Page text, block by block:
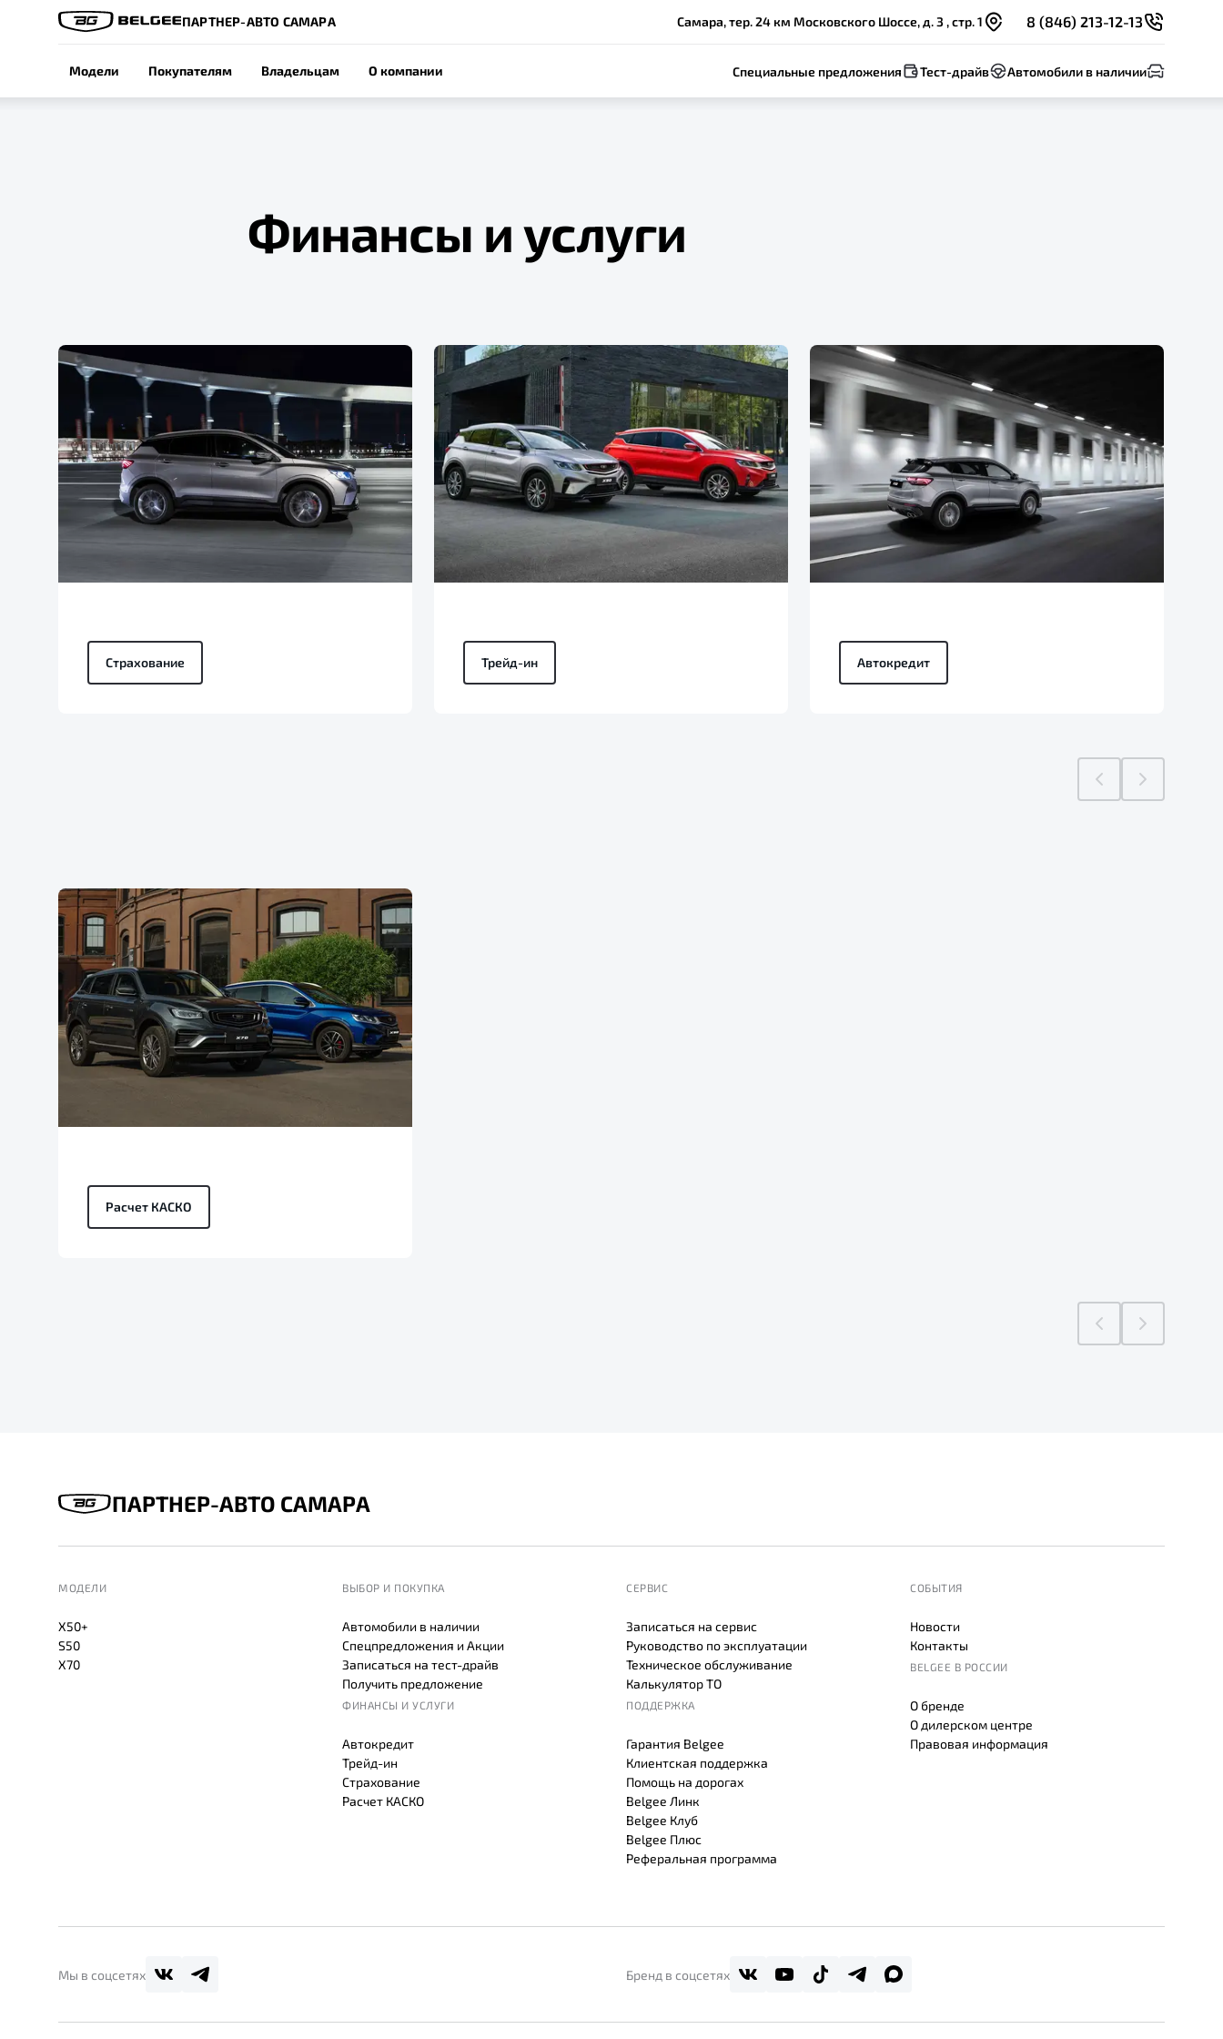
ПАРТНЕР-АВТО САМАРА Самара, тер. 24 км Московского Шоссе, д. 3 , стр. 1 8 (846) 213-12-13
Модели Покупателям Владельцам О компании Специальные предложения Тест-драйв Автомобили в наличии
Финансы и услуги
Страхование Трейд-ин Автокредит
Расчет КАСКО
ПАРТНЕР-АВТО САМАРА
МОДЕЛИ
X50+
S50
X70
ВЫБОР И ПОКУПКА
Автомобили в наличии
Спецпредложения и Акции
Записаться на тест-драйв
Получить предложение
ФИНАНСЫ И УСЛУГИ
Автокредит
Трейд-ин
Страхование
Расчет КАСКО
СЕРВИС
Записаться на сервис
Руководство по эксплуатации
Техническое обслуживание
Калькулятор ТО
ПОДДЕРЖКА
Гарантия Belgee
Клиентская поддержка
Помощь на дорогах
Belgee Линк
Belgee Клуб
Belgee Плюс
Реферальная программа
СОБЫТИЯ
Новости
Контакты
BELGEE В РОССИИ
О бренде
О дилерском центре
Правовая информация
Мы в соцсетях Бренд в соцсетях